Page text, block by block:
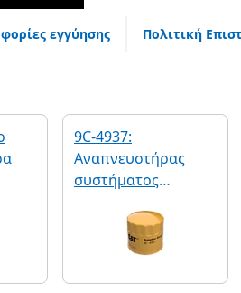
εγγύησης Πολιτική
9C-4937:
Αναπνευστήρας
συστήματος